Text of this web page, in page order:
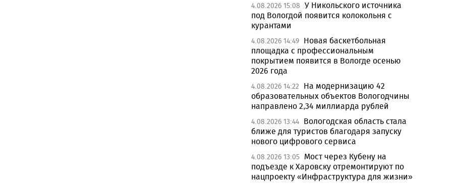
4.08.2026 15:08 У Никольского источника
под Вологдой появится колокольня с
курантами
4.08.2026 14:49 Новая баскетбольная
площадка с профессиональным
покрытием появится в Вологде осенью
2026 года
4.08.2026 14:22
На модернизацию 42
образовательных объектов Вологодчины
направлено 2,34 миллиарда рублей
4.08.2026 13:44 Вологодская область стала
ближе для туристов благодаря запуску
нового цифрового сервиса
4.08.2026 13:05 Мост через Кубену на
подъезде к Харовску отремонтируют по
нацпроекту «Инфраструктура для жизни»